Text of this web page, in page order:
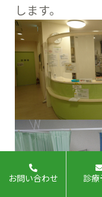
します。
お問い合わせ 診療